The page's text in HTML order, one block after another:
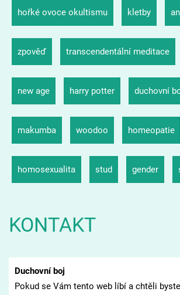
hořké ovoce okultismu kletby
zpověď transcendentální meditace
new age harry potter duchovní
makumba woodoo homeopatie
homosexualita stud gender
KONTAKT
Duchovní boj
Pokud se Vám tento web líbí a chtěli